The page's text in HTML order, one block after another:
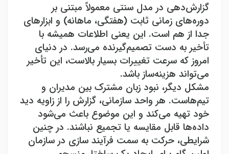
گزارش‌دهی در مدل سنتی معمولاً مبتنی بر
دوره‌های زمانی ثابت (هفتگی، ماهانه) و ابزارهای
جدا از هم است. این یعنی اطلاعات همیشه با
تأخیر به دست تصمیم‌گیرنده می‌رسد. در دنیای
امروز که سرعت تغییرات بسیار بالاست، این تأخیر
می‌تواند هزینه‌ساز باشد.
مشکل دیگر، نبود زبان مشترک بین مدیران و
تیم‌هاست. هر واحد سازمانی، گزارش را از زاویه دید
خود تهیه می‌کند و این موضوع باعث می‌شود
داده‌ها قابل مقایسه یا تجمیع نباشند. در چنین
شرایطی، حرکت به سمت فرآیند سازی در سازمان